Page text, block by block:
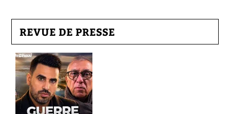
REVUE DE PRESSE